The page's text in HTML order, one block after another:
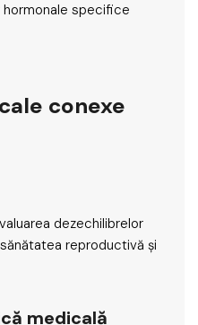
specifice
conexe
dezechilibrelor
reproductivă și
medicală